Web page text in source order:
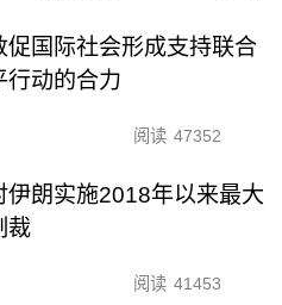
促国际社会形成支持联合
行动的合力
阅读 47352
伊朗实施2018年以来最大
裁
阅读 41453